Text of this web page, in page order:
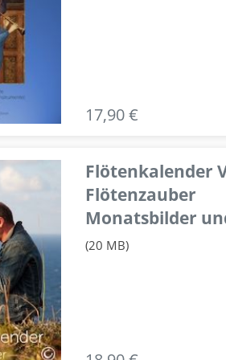
17,90 €
Flötenkalender
Flötenzauber
Monatsbilder
(20 MB)